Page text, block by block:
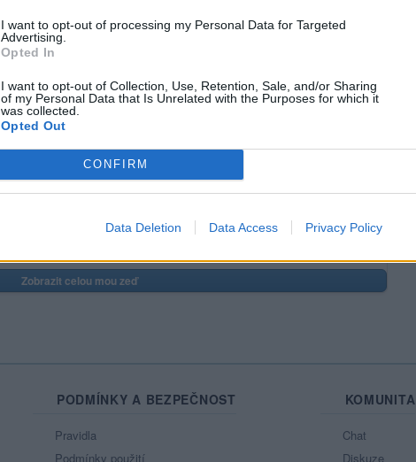
I want to opt-out of processing my Personal Data for Targeted
Advertising.
Opted In
I want to opt-out of Collection, Use, Retention, Sale, and/or Sharing
of my Personal Data that Is Unrelated with the Purposes for which it
was collected.
Opted Out
CONFIRM
Data Deletion Data Access Privacy Policy
Zobrazit celou mou zeď
PODMÍNKY A BEZPEČNOST
Pravidla
Podmínky použití
KOMUNITA
Chat
Diskuze